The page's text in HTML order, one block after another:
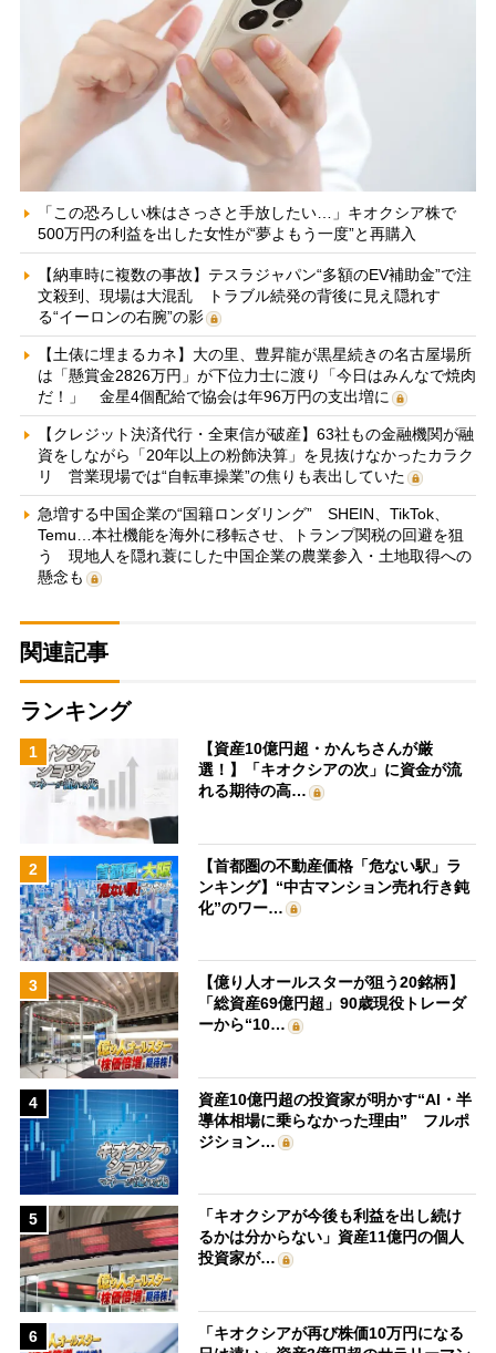
「この恐ろしい株はさっさと手放したい…」キオクシア株で
500万円の利益を出した女性が“夢よもう一度”と再購入
【納車時に複数の事故】テスラジャパン“多額のEV補助金”で注
文殺到、現場は大混乱 トラブル続発の背後に見え隠れす
る“イーロンの右腕”の影
【土俵に埋まるカネ】大の里、豊昇龍が黒星続きの名古屋場所
は「懸賞金2826万円」が下位力士に渡り「今日はみんなで焼肉
だ！」 金星4個配給で協会は年96万円の支出増に
【クレジット決済代行・全東信が破産】63社もの金融機関が融
資をしながら「20年以上の粉飾決算」を見抜けなかったカラク
リ 営業現場では“自転車操業”の焦りも表出していた
急増する中国企業の“国籍ロンダリング” SHEIN、TikTok、
Temu…本社機能を海外に移転させ、トランプ関税の回避を狙
う 現地人を隠れ蓑にした中国企業の農業参入・土地取得への
懸念も
関連記事
ランキング
1
【資産10億円超・かんちさんが厳
選！】「キオクシアの次」に資金が流
れる期待の高…
2
【首都圏の不動産価格「危ない駅」ラ
ンキング】“中古マンション売れ行き鈍
化”のワー…
3
【億り人オールスターが狙う20銘柄】
「総資産69億円超」90歳現役トレーダ
ーから“10…
4
資産10億円超の投資家が明かす“AI・半
導体相場に乗らなかった理由” フルポ
ジション…
5
「キオクシアが今後も利益を出し続け
るかは分からない」資産11億円の個人
投資家が…
6
「キオクシアが再び株価10万円になる